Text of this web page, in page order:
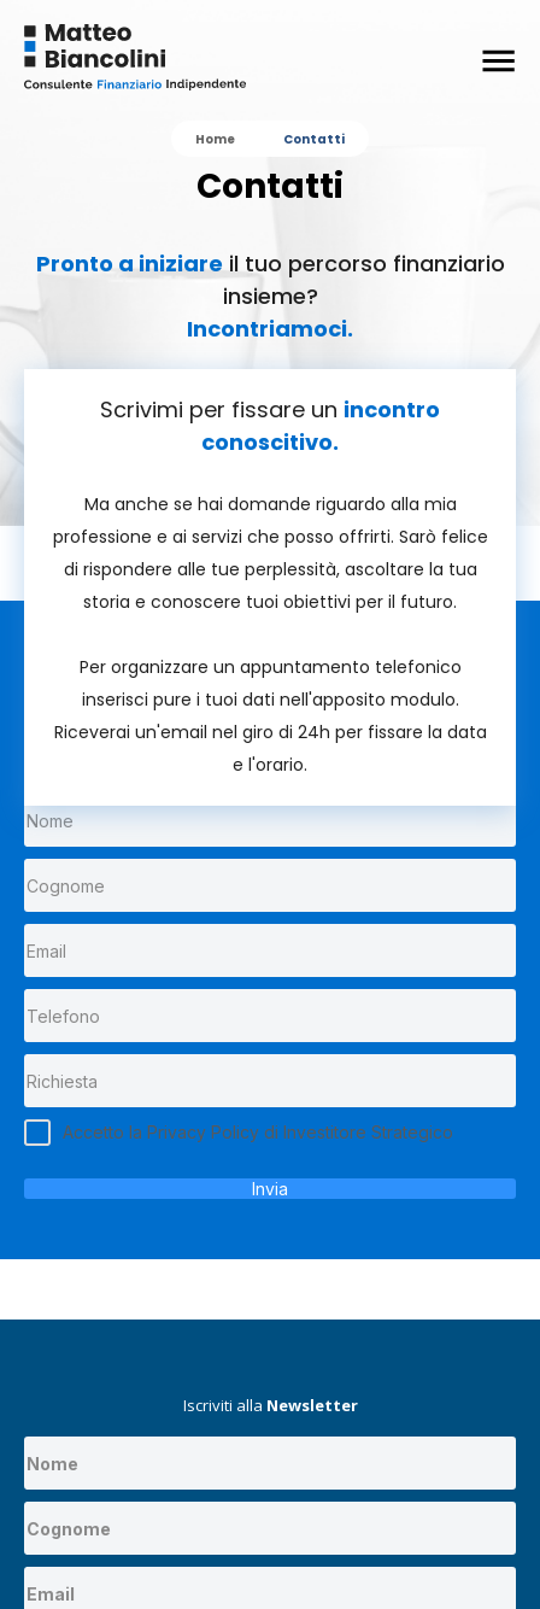
Home Contatti
Contatti
Pronto a iniziare il tuo percorso finanziario
insieme?
Incontriamoci.
Scrivimi per fissare un incontro
conoscitivo.
Ma anche se hai domande riguardo alla mia
professione e ai servizi che posso offrirti. Sarò felice
di rispondere alle tue perplessità, ascoltare la tua
storia e conoscere tuoi obiettivi per il futuro.
Per organizzare un appuntamento telefonico
inserisci pure i tuoi dati nell'apposito modulo.
Riceverai un'email nel giro di 24h per fissare la data
e l'orario.
Accetto la Privacy Policy di Investitore Strategico
Invia
Iscriviti alla Newsletter